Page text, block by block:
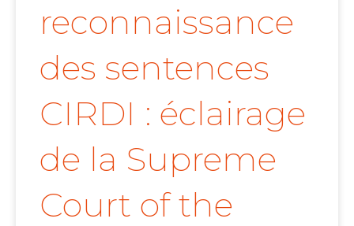
reconnaissance
des sentences
CIRDI : éclairage
de la Supreme
Court of the